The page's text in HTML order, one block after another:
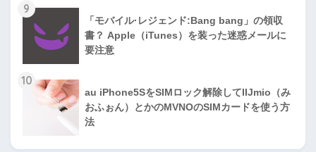
9
「モバイル·レジェンド:Bang bang」の領収
書？ Apple（iTunes）を装った迷惑メールに
要注意
10
au iPhone5SをSIMロック解除してIIJmio（み
おふぉん）とかのMVNOのSIMカードを使う方
法